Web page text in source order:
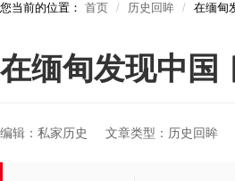
您当前的位置： 首页 历史回眸 在缅甸
在缅甸发现中国
编辑：私家历史 文章类型：历史回眸